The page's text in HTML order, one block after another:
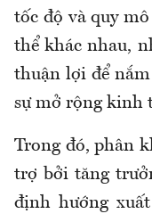
tốc độ và quy
thể khác nhau,
thuận lợi để
sự mở rộng kinh
Trong đó, phân
trợ bởi tăng
định hướng